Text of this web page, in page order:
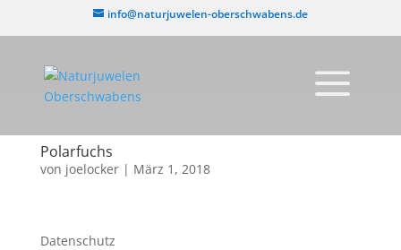
info@naturjuwelen-oberschwabens.de
Polarfuchs
von joelocker| März 1, 2018
Datenschutz